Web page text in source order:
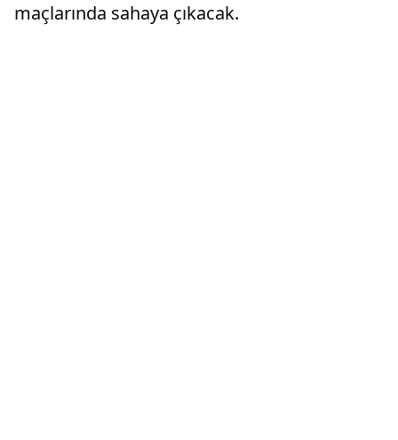
maçlarında sahaya çıkacak.